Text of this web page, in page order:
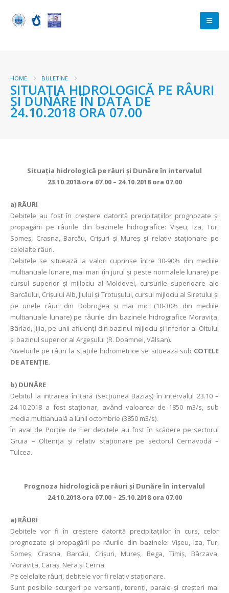
HOME BULETINE
SITUAŢIA HIDROLOGICĂ PE RÂURI
ŞI DUNĂRE ÎN DATA DE
24.10.2018 ORA 07.00
Situaţia hidrologică pe râuri şi Dunăre în intervalul
23.10.2018 ora 07.00 – 24.10.2018 ora 07.00
a) RÂURI
Debitele au fost în creștere datorită precipitaţiilor prognozate şi
propagării pe râurile din bazinele hidrografice: Vişeu, Iza, Tur,
Someş, Crasna, Barcău, Crişuri şi Mureş şi relativ staţionare pe
celelalte râuri.
Debitele se situează la valori cuprinse între 30-90% din mediile
multianuale lunare, mai mari (în jurul și peste normalele lunare) pe
cursul superior și mijlociu al Moldovei, cursurile superioare ale
Barcăului, Crișului Alb, Jiului şi Trotuşului, cursul mijlociu al Siretului şi
pe unele râuri din Dobrogea și mai mici (10-30% din mediile
multianuale lunare) pe râurile din bazinele hidrografice Moravița,
Bârlad, Jijia, pe unii afluenţi din bazinul mijlociu și inferior al Oltului
și bazinul superior al Argeşului (R. Doamnei, Vâlsan).
Nivelurile pe râuri la staţiile hidrometrice se situează sub COTELE
DE ATENŢIE.
b) DUNĂRE
Debitul la intrarea în ţară (secţiunea Baziaş) în intervalul 23.10 –
24.10.2018 a fost staționar, având valoarea de 1850 m3/s, sub
media multianuală a lunii octombrie (3850 m3/s).
În aval de Porţile de Fier debitele au fost în scădere pe sectorul
Gruia – Oltenița și relativ staționare pe sectorul Cernavodă –
Tulcea.
Prognoza hidrologică pe râuri şi Dunăre în intervalul
24.10.2018 ora 07.00 – 25.10.2018 ora 07.00
a) RÂURI
Debitele vor fi în creștere datorită precipitațiilor în curs, celor
prognozate și propagării pe râurile din bazinele: Vișeu, Iza, Tur,
Someș, Crasna, Barcău, Crișuri, Mureș, Bega, Timiş, Bârzava,
Moraviţa, Caraş, Nera şi Cerna.
Pe celelalte râuri, debitele vor fi relativ staționare.
Sunt posibile scurgeri pe versanți, torenți, paraie și creşteri mai